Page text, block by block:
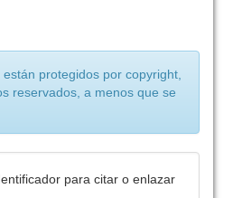
protegidos por copyright,
reservados, a menos que se
para citar o enlazar